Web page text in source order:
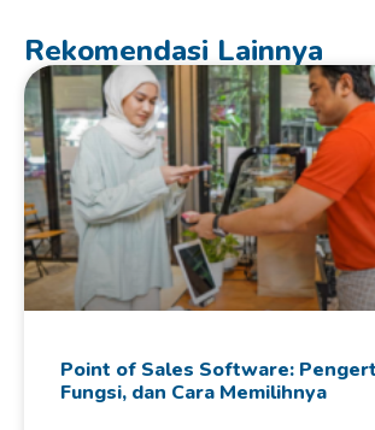
Rekomendasi Lainnya
Point of Sales Software:
Fungsi, dan Cara Memilihnya